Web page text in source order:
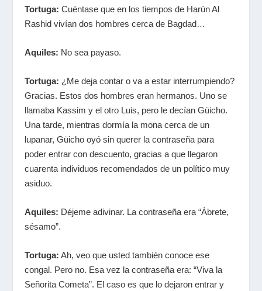
Tortuga: Cuéntase que en los tiempos de Harún Al
Rashid vivían dos hombres cerca de Bagdad…
Aquiles: No sea payaso.
Tortuga: ¿Me deja contar o va a estar interrumpiendo?
Gracias. Estos dos hombres eran hermanos. Uno se
llamaba Kassim y el otro Luis, pero le decían Güicho.
Una tarde, mientras dormía la mona cerca de un
lupanar, Güicho oyó sin querer la contraseña para
poder entrar con descuento, gracias a que llegaron
cuarenta individuos recomendados de un político muy
asiduo.
Aquiles: Déjeme adivinar. La contraseña era “Ábrete,
sésamo”.
Tortuga: Ah, veo que usted también conoce ese
congal. Pero no. Esa vez la contraseña era: “Viva la
Señorita Cometa”. El caso es que lo dejaron entrar y